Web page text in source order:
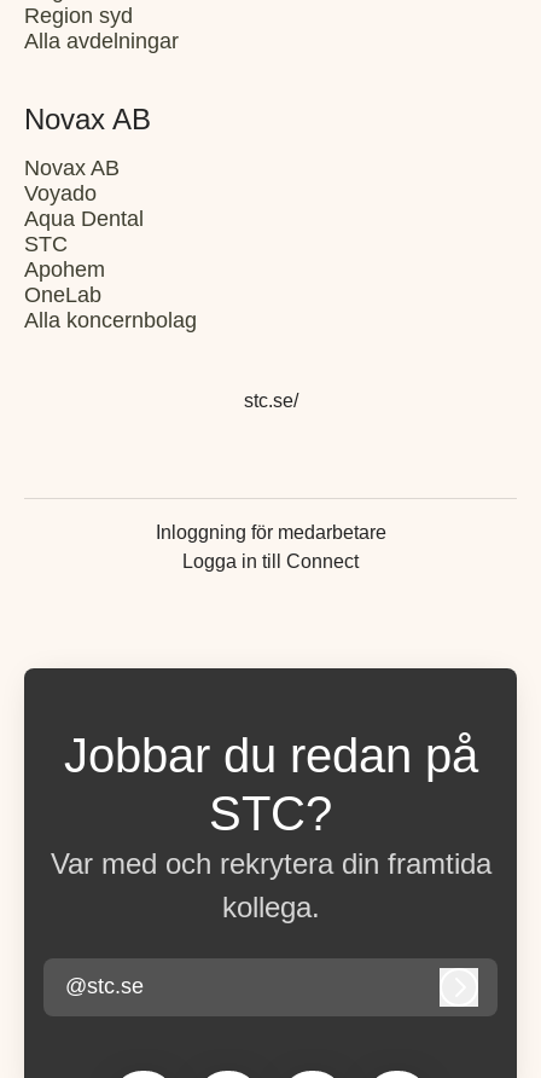
Region syd
Alla avdelningar
Novax AB
Novax AB
Voyado
Aqua Dental
STC
Apohem
OneLab
Alla koncernbolag
stc.se/
Inloggning för medarbetare
Logga in till Connect
Jobbar du redan på
STC?
Var med och rekrytera din framtida
kollega.
@stc.se